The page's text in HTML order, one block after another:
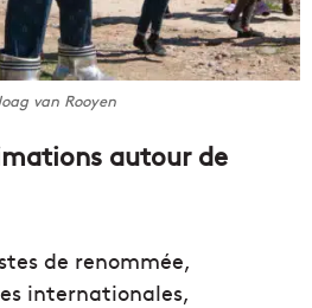
van Rooyen
autour de
de renommée,
internationales,